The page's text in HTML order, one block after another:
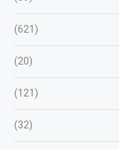
(621)
(20)
(121)
(32)